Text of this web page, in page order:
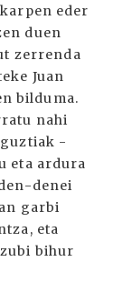
eder
duen
zerrenda
Juan
bilduma.
nahi
-
eta ardura
denei
garbi
eta
bihur